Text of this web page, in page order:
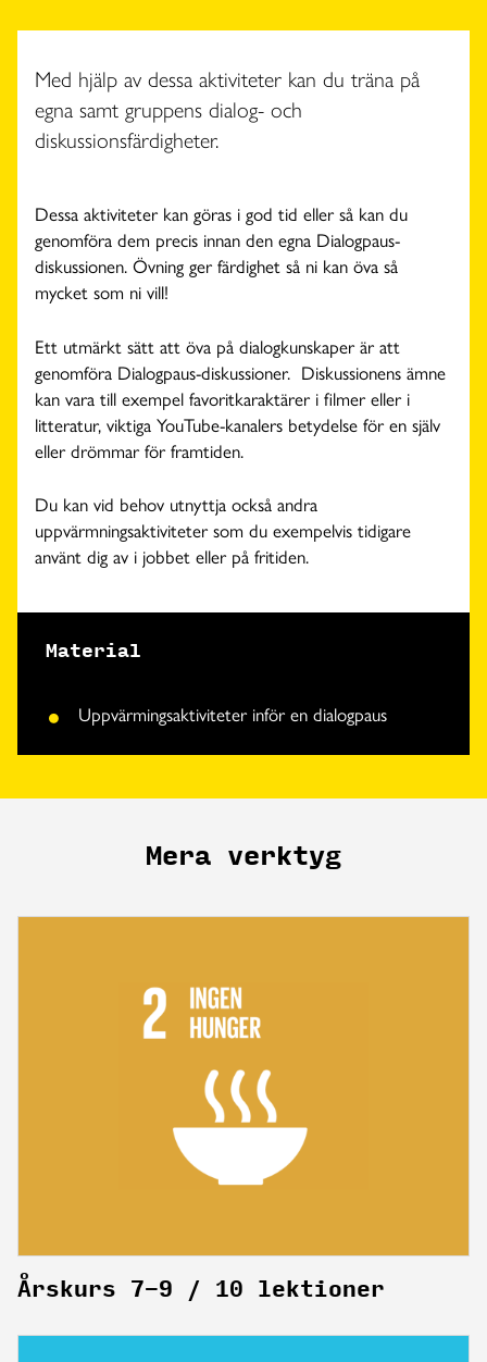
Med hjälp av dessa aktiviteter kan du träna på
egna samt gruppens dialog- och
diskussionsfärdigheter.
Dessa aktiviteter kan göras i god tid eller så kan du
genomföra dem precis innan den egna Dialogpaus-
diskussionen. Övning ger färdighet så ni kan öva så
mycket som ni vill!
Ett utmärkt sätt att öva på dialogkunskaper är att
genomföra Dialogpaus-diskussioner. Diskussionens ämne
kan vara till exempel favoritkaraktärer i filmer eller i
litteratur, viktiga YouTube-kanalers betydelse för en själv
eller drömmar för framtiden.
Du kan vid behov utnyttja också andra
uppvärmningsaktiviteter som du exempelvis tidigare
använt dig av i jobbet eller på fritiden.
Material
Uppvärmingsaktiviteter inför en dialogpaus
Mera verktyg
Årskurs 7-9 / 10 lektioner